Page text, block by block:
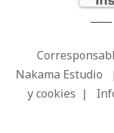
Nakama Estudio
y cookies |